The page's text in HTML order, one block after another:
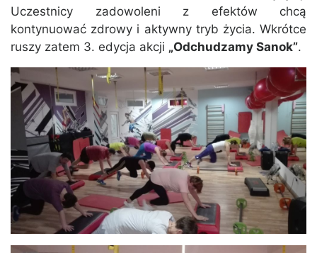
Uczestnicy zadowoleni z efektów chcą
kontynuować zdrowy i aktywny tryb życia. Wkrótce
ruszy zatem 3. edycja akcji „Odchudzamy Sanok”.